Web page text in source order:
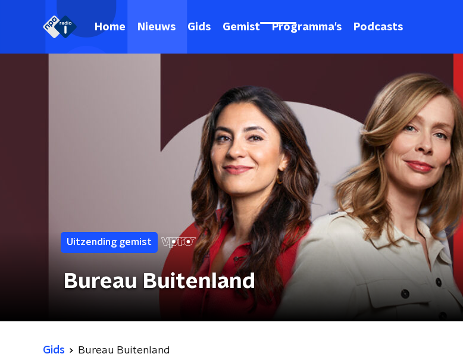
Home Nieuws Gids Gemist Programma's Podcasts
Uitzending gemist
Bureau Buitenland
Gids Bureau Buitenland